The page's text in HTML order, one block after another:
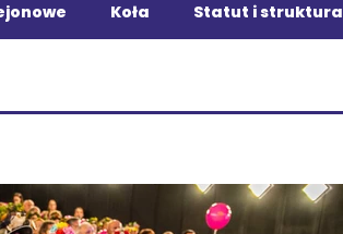
Koła
Dąbrowa Chełmińska
Statut i struktura